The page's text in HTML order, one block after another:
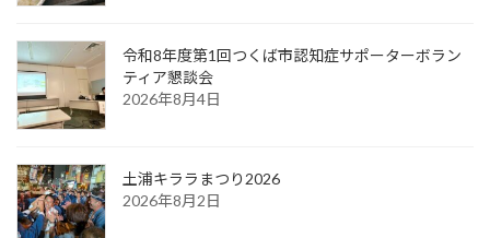
令和8年度第1回つくば市認知症サポーターボラン
ティア懇談会
2026年8月4日
土浦キララまつり2026
2026年8月2日